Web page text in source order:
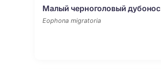
Малый черноголовый дубонос
Eophona migratoria